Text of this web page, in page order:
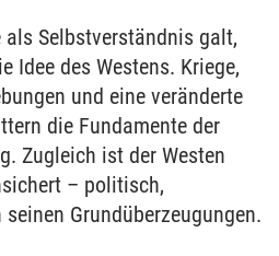
als Selbstverständnis galt,
Idee des Westens. Kriege,
und eine veränderte
die Fundamente der
Zugleich ist der Westen
– politisch,
Grundüberzeugungen.